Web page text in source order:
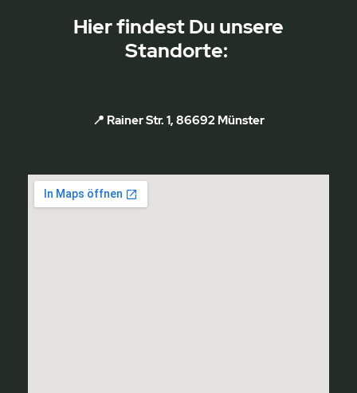
Hier findest Du unsere
Standorte:
📍 Rainer Str. 1, 86692 Münster